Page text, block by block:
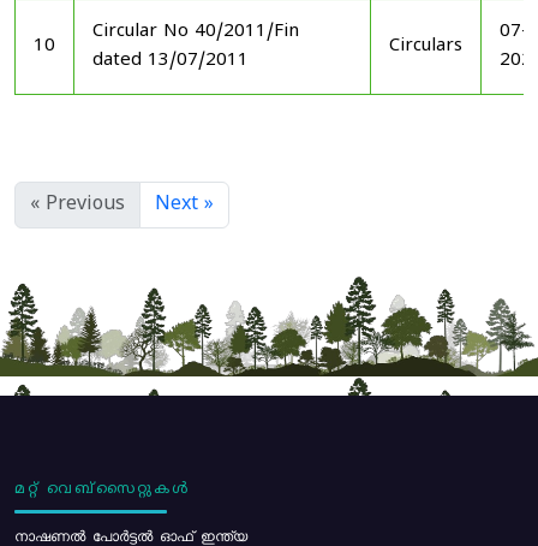
10
Circular No 40/2011/Fin
dated 13/07/2011
Circulars
07-
« Previous Next »
മറ്റ് വെബ്സൈറ്റുകൾ
നാഷണൽ പോർട്ടൽ ഓഫ് ഇന്ത്യ